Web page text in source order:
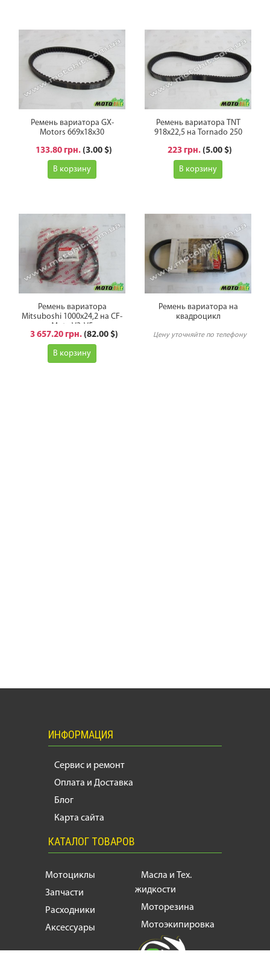
Ремень вариатора GX-
Motors 669x18x30
133.80 грн. (3.00 $)
В корзину
Ремень вариатора TNT
918x22,5 на Tornado 250
223 грн. (5.00 $)
В корзину
Ремень вариатора
Mitsuboshi 1000x24,2 на CF-
Moto V3, V5
3 657.20 грн. (82.00 $)
В корзину
Ремень вариатора на
квадроцикл
Цену уточняйте по телефону
ИНФОРМАЦИЯ
Сервис и ремонт
Оплата и Доставка
Блог
Карта сайта
КАТАЛОГ ТОВАРОВ
Мотоциклы
Запчасти
Расходники
Аксессуары
Масла и Тех.
жидкости
Моторезина
Мотоэкипировка